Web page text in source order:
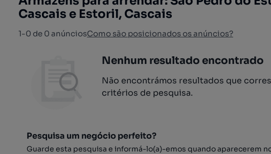
Cascais e Estoril, Cascais
1-0 de 0 anúnciosComo são posicionados os anúncios?
Nenhum resultado encontrado
Não encontrámos resultados que
critérios de pesquisa.
Pesquisa um negócio perfeito?
Guarde esta pesquisa e informá-lo(a)-emos quando aparecerem